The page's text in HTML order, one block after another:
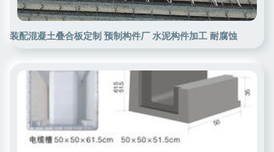
装配混凝土叠合板定制 预制构件厂 水泥构件加工 耐腐蚀